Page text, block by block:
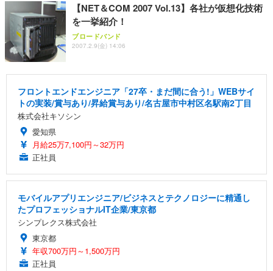
【NET＆COM 2007 Vol.13】各社が仮想化技術
を一挙紹介！
ブロードバンド
2007.2.9(金) 14:06
フロントエンドエンジニア「27卒・まだ間に合う!」WEBサイ
トの実装/賞与あり/昇給賞与あり/名古屋市中村区名駅南2丁目
株式会社キソシン
愛知県
月給25万7,100円～32万円
正社員
モバイルアプリエンジニア/ビジネスとテクノロジーに精通し
たプロフェッショナルIT企業/東京都
シンプレクス株式会社
東京都
年収700万円～1,500万円
正社員